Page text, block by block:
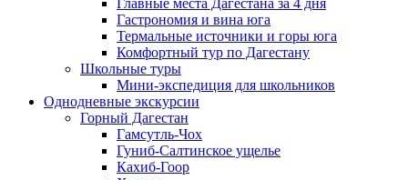
Главные места Дагестана за 4 дня
Гастрономия и вина юга
Термальные источники и горы юга
Комфортный тур по Дагестану
Школьные туры
Мини-экспедиция для школьников
Однодневные экскурсии
Горный Дагестан
Гамсутль-Чох
Гуниб-Салтинское ущелье
Кахиб-Гоор